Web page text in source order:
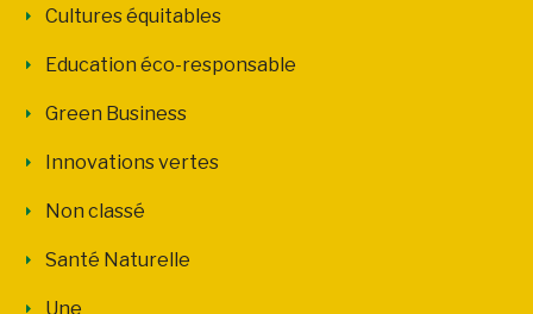
Cultures équitables
Education éco-responsable
Green Business
Innovations vertes
Non classé
Santé Naturelle
Une